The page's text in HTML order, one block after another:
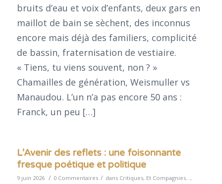
bruits d’eau et voix d’enfants, deux gars en
maillot de bain se sèchent, des inconnus
encore mais déjà des familiers, complicité
de bassin, fraternisation de vestiaire.
« Tiens, tu viens souvent, non ? »
Chamailles de génération, Weismuller vs
Manaudou. L’un n’a pas encore 50 ans :
Franck, un peu […]
L’Avenir des reflets : une foisonnante
fresque poétique et politique
9 juin 2026 / 0 Commentaires / dans Critiques, Et Compagnies... ,